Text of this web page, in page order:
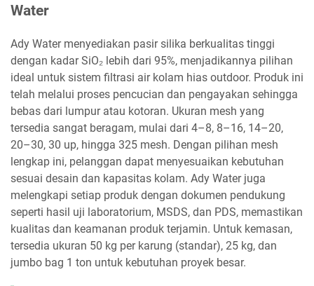
Water
Ady Water menyediakan pasir silika berkualitas tinggi
dengan kadar SiO₂ lebih dari 95%, menjadikannya pilihan
ideal untuk sistem filtrasi air kolam hias outdoor. Produk ini
telah melalui proses pencucian dan pengayakan sehingga
bebas dari lumpur atau kotoran. Ukuran mesh yang
tersedia sangat beragam, mulai dari 4–8, 8–16, 14–20,
20–30, 30 up, hingga 325 mesh. Dengan pilihan mesh
lengkap ini, pelanggan dapat menyesuaikan kebutuhan
sesuai desain dan kapasitas kolam. Ady Water juga
melengkapi setiap produk dengan dokumen pendukung
seperti hasil uji laboratorium, MSDS, dan PDS, memastikan
kualitas dan keamanan produk terjamin. Untuk kemasan,
tersedia ukuran 50 kg per karung (standar), 25 kg, dan
jumbo bag 1 ton untuk kebutuhan proyek besar.